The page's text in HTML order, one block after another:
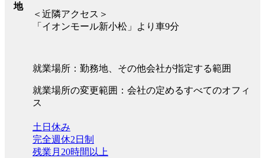
地
＜近隣アクセス＞
「イオンモール新小松」より車9分
就業場所：勤務地、その他会社が指定する範囲
就業場所の変更範囲：会社の定めるすべてのオフィ
ス
土日休み
完全週休2日制
残業月20時間以上